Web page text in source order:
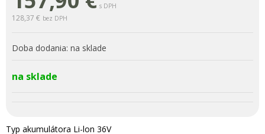
s DPH
128,37 € bez DPH
Doba dodania: na sklade
na sklade
Typ akumulátora Li-lon 36V